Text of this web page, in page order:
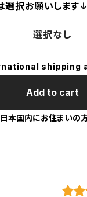
選択お願いします↓
選択なし
shipping
Add to cart
日本国内にお住まいの